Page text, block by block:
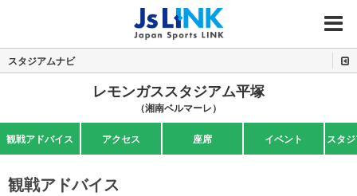
MENU
スタジアムナビ
レモンガススタジアム平塚
（湘南ベルマーレ）
観戦アドバイス アクセス 座席 イベント スタ
観戦アドバイス